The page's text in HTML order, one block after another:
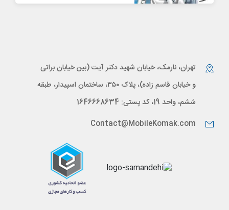
تهران، نارمک، خیابان شهید دکتر آیت (بین خیابان براتی
و خیابان قاسم زاده)، پلاک ۳۵۰، ساختمان اسپیدار، طبقه
ششم، واحد 19، کد پستی: 1646668634
Contact@MobileKomak.com